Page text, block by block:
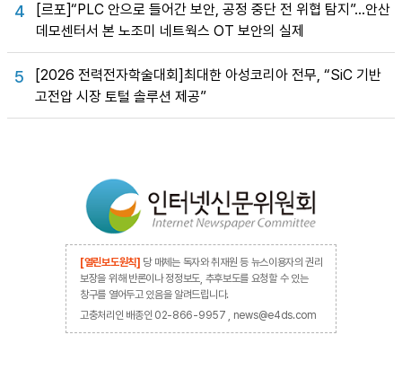
4
[르포]“PLC 안으로 들어간 보안, 공정 중단 전 위협 탐지”…안산
데모센터서 본 노조미 네트웍스 OT 보안의 실제
5
[2026 전력전자학술대회]최대한 아성코리아 전무, “SiC 기반
고전압 시장 토털 솔루션 제공”
[열린보도원칙] 당 매체는 독자와 취재원 등 뉴스이용자의 권리
보장을 위해 반론이나 정정보도, 추후보도를 요청할 수 있는
창구를 열어두고 있음을 알려드립니다.
고충처리인 배종인 02-866-9957 , news@e4ds.com